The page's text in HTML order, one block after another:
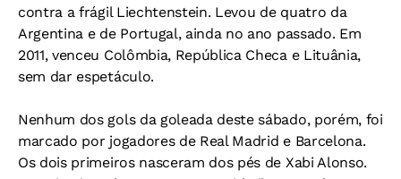
contra a frágil Liechtenstein. Levou de quatro da
Argentina e de Portugal, ainda no ano passado. Em
2011, venceu Colômbia, República Checa e Lituânia,
sem dar espetáculo.
Nenhum dos gols da goleada deste sábado, porém, foi
marcado por jogadores de Real Madrid e Barcelona.
Os dois primeiros nasceram dos pés de Xabi Alonso.